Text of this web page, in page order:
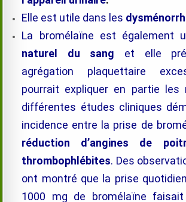
Elle est utile dans les
La bromélaïne est également
naturel du sang
et elle
agrégation plaquettaire
pourrait expliquer en partie les
différentes études cliniques
incidence entre la prise de
réduction d’angines de
thrombophlébites. Des
ont montré que la prise
1000 mg de bromélaïne